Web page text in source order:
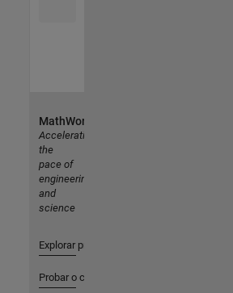
MathWorks
Accelerating
the
pace of
engineering
and
science
Explorar productos
Probar o comprar